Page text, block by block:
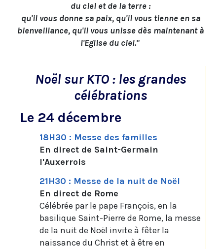
du ciel et de la terre :
qu'il vous donne sa paix, qu'il vous tienne en sa
bienveillance, qu'il vous unisse dès maintenant à
l'Eglise du ciel."
Noël sur KTO : les grandes
célébrations
Le 24 décembre
18H30 : Messe des familles
En direct de Saint-Germain
l'Auxerrois
21H30 : Messe de la nuit de Noël
En direct de Rome
Célébrée par le pape François, en la
basilique Saint-Pierre de Rome, la messe
de la nuit de Noël invite à fêter la
naissance du Christ et à être en